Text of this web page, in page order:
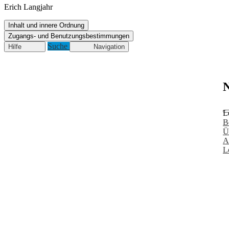
Erich Langjahr
Inhalt und innere Ordnung
Zugangs- und Benutzungsbestimmungen
Hilfe
Suche Navigation